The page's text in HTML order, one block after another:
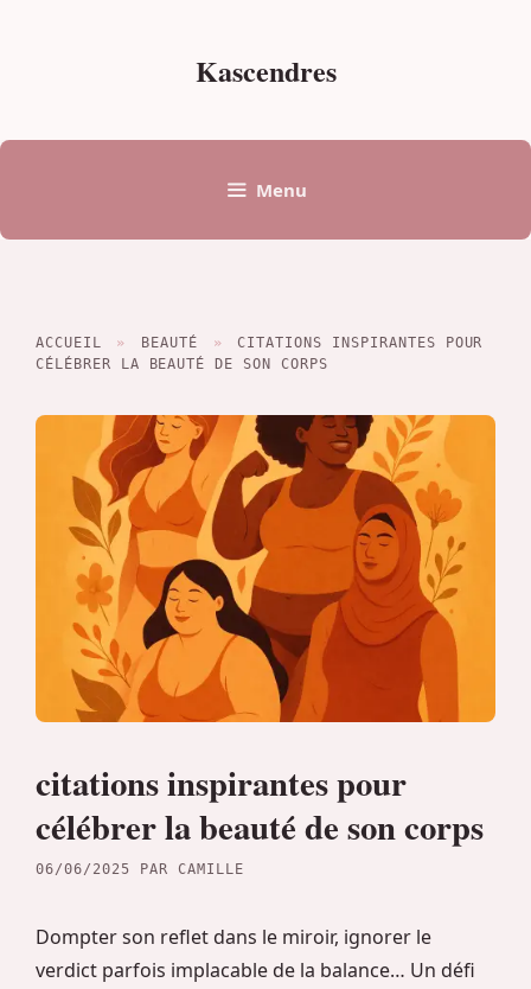
Kascendres
Menu
ACCUEIL » BEAUTÉ »
CITATIONS INSPIRANTES POUR
CÉLÉBRER LA BEAUTÉ DE SON CORPS
citations inspirantes pour
célébrer la beauté de son corps
06/06/2025 PAR CAMILLE
Dompter son reflet dans le miroir, ignorer le
verdict parfois implacable de la balance… Un défi